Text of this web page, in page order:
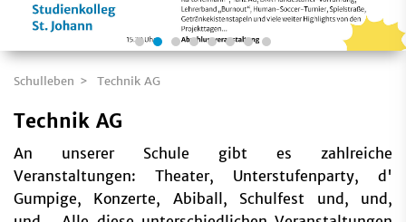
Schulleben Technik AG
Technik AG
An unserer Schule gibt es zahlreiche
Veranstaltungen: Theater, Unterstufenparty, d'
Gumpige, Konzerte, Abiball, Schulfest und, und,